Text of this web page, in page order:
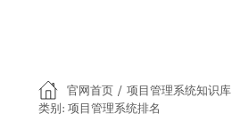
官网首页 / 项目管理系统知识库
类别: 项目管理系统排名